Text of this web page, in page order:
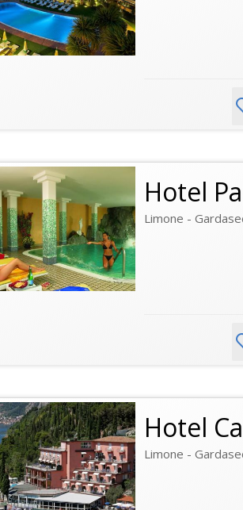
Hotel
Limone -
Hotel
Limone -